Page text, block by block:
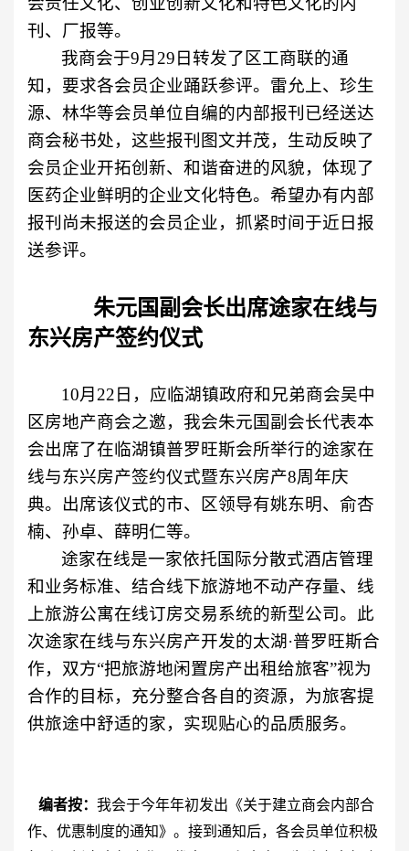
刊、厂报等。
我商会于9月 29 日转发了区工商联的通
知，要求各会员企业踊跃参评。雷允上、珍生
源、林华等会员单位自编的内部报刊已经送达
商会秘书处，这些报刊图文并茂，生动反映了
会员企业开拓创新、和谐奋进的风貌，体现了
医药企业鲜明的企业文化特色。希望办有内部
报刊尚未报送的会员企业，抓紧时间于近日报
送参评。
朱元国副会长出席途家在线与
东兴房产签约仪式
10月 22 日 ，应临湖镇政府和兄弟商会吴中
区房地产商会之邀，我会朱元国副会长代表本
会出席了在临湖镇普罗旺斯会所举行的途家在
线与东兴房产签约仪式暨东兴房产8周年庆
典。出席该仪式的市、区领导有姚东明、俞杏
楠、孙卓、薛明仁等。
途家在线是一家依托国际分散式酒店管理
和业务标准、结合线下旅游地不动产存量、线
上旅游公寓在线订房交易系统的新型公司。此
次途家在线与东兴房产开发的太湖·普罗旺斯合
作，双方“把旅游地闲置房产出租给旅客”视为
合作的目标，充分整合各自的资源，为旅客提
供旅途中舒适的家，实现贴心的品质服务。
编者按： 我会于今年年初发出《关于建立商会内部合
作、优惠制度的通知》。接到通知后，各会员单位积极